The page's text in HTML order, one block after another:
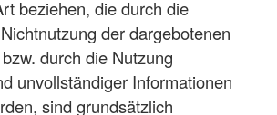
beziehen, die durch die
der dargebotenen
durch die Nutzung
unvollständiger Informationen
sind grundsätzlich